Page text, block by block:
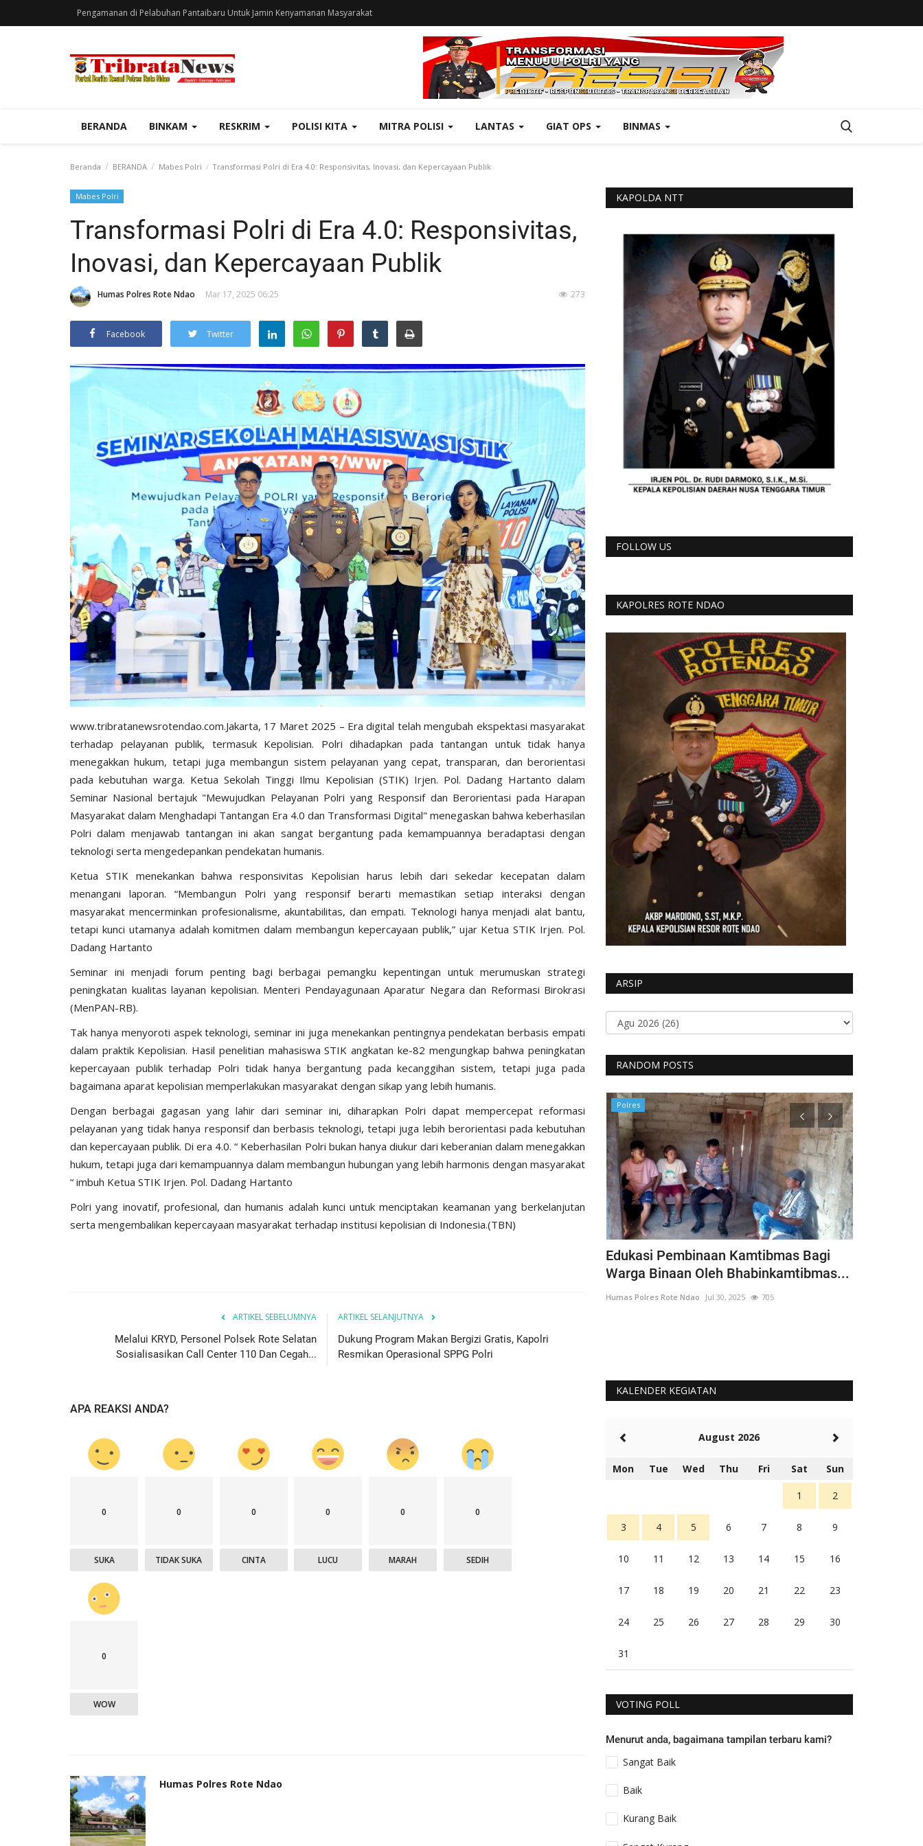
Pengamanan di Pelabuhan Pantaibaru Untuk Jamin Kenyamanan Masyarakat
BERANDA BINKAM RESKRIM POLISI KITA MITRA POLISI LANTAS GIAT OPS BINMAS
Beranda BERANDA Mabes Polri Transformasi Polri di Era 4.0: Responsivitas, Inovasi, dan Kepercayaan Publik
Mabes Polri
Transformasi Polri di Era 4.0: Responsivitas,
Inovasi, dan Kepercayaan Publik
Humas Polres Rote Ndao Mar 17, 2025 06:25 273
Facebook Twitter
www.tribratanewsrotendao.com.Jakarta, 17 Maret 2025 – Era digital telah mengubah ekspektasi masyarakat
terhadap pelayanan publik, termasuk Kepolisian. Polri dihadapkan pada tantangan untuk tidak hanya
menegakkan hukum, tetapi juga membangun sistem pelayanan yang cepat, transparan, dan berorientasi
pada kebutuhan warga. Ketua Sekolah Tinggi Ilmu Kepolisian (STIK) Irjen. Pol. Dadang Hartanto dalam
Seminar Nasional bertajuk "Mewujudkan Pelayanan Polri yang Responsif dan Berorientasi pada Harapan
Masyarakat dalam Menghadapi Tantangan Era 4.0 dan Transformasi Digital" menegaskan bahwa keberhasilan
Polri dalam menjawab tantangan ini akan sangat bergantung pada kemampuannya beradaptasi dengan
teknologi serta mengedepankan pendekatan humanis.
Ketua STIK menekankan bahwa responsivitas Kepolisian harus lebih dari sekedar kecepatan dalam
menangani laporan. “Membangun Polri yang responsif berarti memastikan setiap interaksi dengan
masyarakat mencerminkan profesionalisme, akuntabilitas, dan empati. Teknologi hanya menjadi alat bantu,
tetapi kunci utamanya adalah komitmen dalam membangun kepercayaan publik,” ujar Ketua STIK Irjen. Pol.
Dadang Hartanto
Seminar ini menjadi forum penting bagi berbagai pemangku kepentingan untuk merumuskan strategi
peningkatan kualitas layanan kepolisian. Menteri Pendayagunaan Aparatur Negara dan Reformasi Birokrasi
(MenPAN-RB).
Tak hanya menyoroti aspek teknologi, seminar ini juga menekankan pentingnya pendekatan berbasis empati
dalam praktik Kepolisian. Hasil penelitian mahasiswa STIK angkatan ke-82 mengungkap bahwa peningkatan
kepercayaan publik terhadap Polri tidak hanya bergantung pada kecanggihan sistem, tetapi juga pada
bagaimana aparat kepolisian memperlakukan masyarakat dengan sikap yang lebih humanis.
Dengan berbagai gagasan yang lahir dari seminar ini, diharapkan Polri dapat mempercepat reformasi
pelayanan yang tidak hanya responsif dan berbasis teknologi, tetapi juga lebih berorientasi pada kebutuhan
dan kepercayaan publik. Di era 4.0. “ Keberhasilan Polri bukan hanya diukur dari keberanian dalam menegakkan
hukum, tetapi juga dari kemampuannya dalam membangun hubungan yang lebih harmonis dengan masyarakat
“ imbuh Ketua STIK Irjen. Pol. Dadang Hartanto
Polri yang inovatif, profesional, dan humanis adalah kunci untuk menciptakan keamanan yang berkelanjutan
serta mengembalikan kepercayaan masyarakat terhadap institusi kepolisian di Indonesia.(TBN)
ARTIKEL SEBELUMNYA
Melalui KRYD, Personel Polsek Rote Selatan
Sosialisasikan Call Center 110 Dan Cegah...
ARTIKEL SELANJUTNYA
Dukung Program Makan Bergizi Gratis, Kapolri
Resmikan Operasional SPPG Polri
APA REAKSI ANDA?
0
SUKA
0
TIDAK SUKA
0
CINTA
0
LUCU
0
MARAH
0
SEDIH
0
WOW
Humas Polres Rote Ndao
KAPOLDA NTT
FOLLOW US
KAPOLRES ROTE NDAO
ARSIP
RANDOM POSTS
Polda Polres Polres
Edukasi Pembinaan Kamtibmas Bagi
Warga Binaan Oleh Bhabinkamtibmas...
Humas Polres Rote Ndao Jul 30, 2025 705
KALENDER KEGIATAN
August 2026
Mon Tue Wed Thu Fri Sat Sun
1 2
3 4 5 6 7 8 9
10 11 12 13 14 15 16
17 18 19 20 21 22 23
24 25 26 27 28 29 30
31
VOTING POLL
Menurut anda, bagaimana tampilan terbaru kami?
Sangat Baik
Baik
Kurang Baik